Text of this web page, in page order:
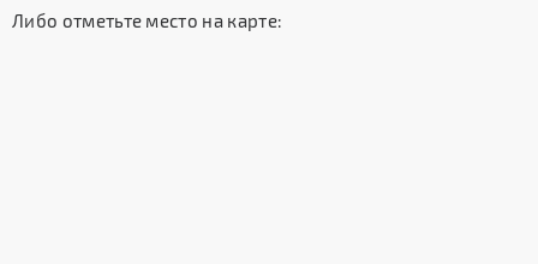
Либо отметьте место на карте: